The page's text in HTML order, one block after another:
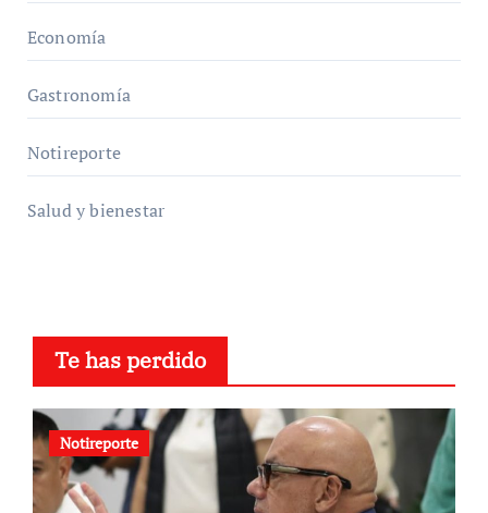
Economía
Gastronomía
Notireporte
Salud y bienestar
Te has perdido
Notireporte